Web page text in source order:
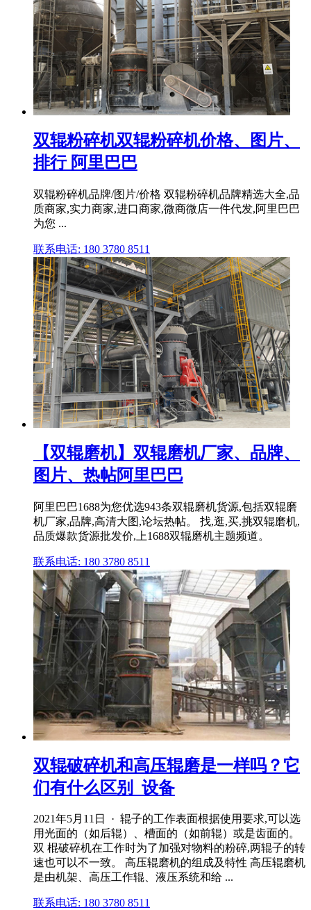
双辊粉碎机双辊粉碎机价格、图片、
排行 阿里巴巴
双辊粉碎机品牌/图片/价格 双辊粉碎机品牌精选大全,品
质商家,实力商家,进口商家,微商微店一件代发,阿里巴巴
为您 ...
联系电话: 180 3780 8511
【双辊磨机】双辊磨机厂家、品牌、
图片、热帖阿里巴巴
阿里巴巴1688为您优选943条双辊磨机货源,包括双辊磨
机厂家,品牌,高清大图,论坛热帖。 找,逛,买,挑双辊磨机,
品质爆款货源批发价,上1688双辊磨机主题频道。
联系电话: 180 3780 8511
双辊破碎机和高压辊磨是一样吗？它
们有什么区别_设备
2021年5月11日 · 辊子的工作表面根据使用要求,可以选
用光面的（如后辊）、槽面的（如前辊）或是齿面的。
双 棍破碎机在工作时为了加强对物料的粉碎,两辊子的转
速也可以不一致。 高压辊磨机的组成及特性 高压辊磨机
是由机架、高压工作辊、液压系统和给 ...
联系电话: 180 3780 8511